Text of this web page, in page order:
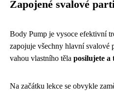
Zapojené svalové
Body Pump je vysoce efektivní
zapojuje všechny hlavní svalové
vahou vlastního těla posilujete a
Na začátku lekce se obvykle